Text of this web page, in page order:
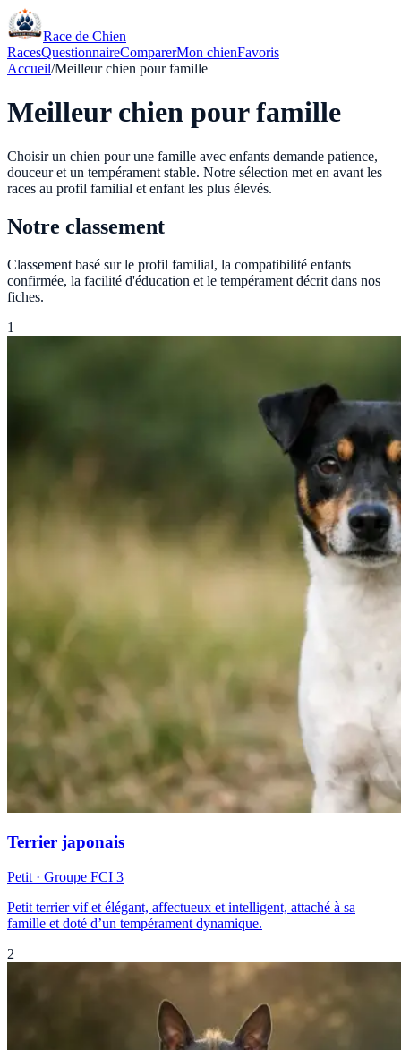
Race de Chien
RacesQuestionnaireComparerMon chienFavoris
Accueil/Meilleur chien pour famille
Meilleur chien pour famille
Choisir un chien pour une famille avec enfants demande patience,
douceur et un tempérament stable. Notre sélection met en avant les
races au profil familial et enfant les plus élevés.
Notre classement
Classement basé sur le profil familial, la compatibilité enfants
confirmée, la facilité d'éducation et le tempérament décrit dans nos
fiches.
1
Terrier japonais
Petit · Groupe FCI 3
Petit terrier vif et élégant, affectueux et intelligent, attaché à sa
famille et doté d’un tempérament dynamique.
2